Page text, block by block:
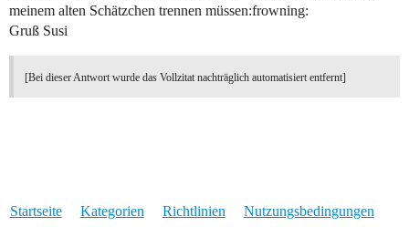
meinem alten Schätzchen trennen müssen:frowning:
Gruß Susi
[Bei dieser Antwort wurde das Vollzitat nachträglich automatisiert entfernt]
Startseite Kategorien Richtlinien Nutzungsbedingungen